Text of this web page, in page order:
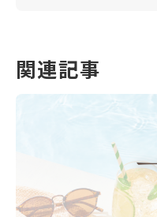
関連記事